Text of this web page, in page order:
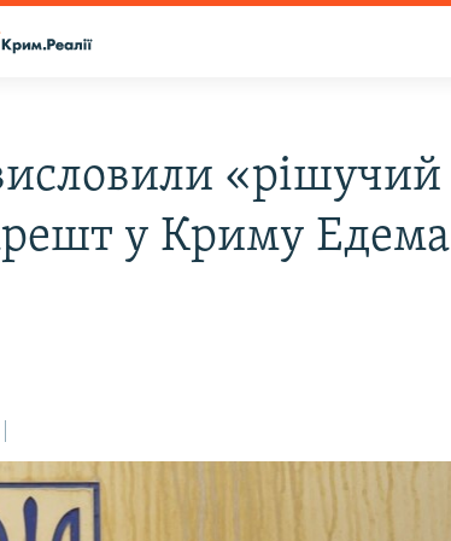
«рішучий
у Криму Едема